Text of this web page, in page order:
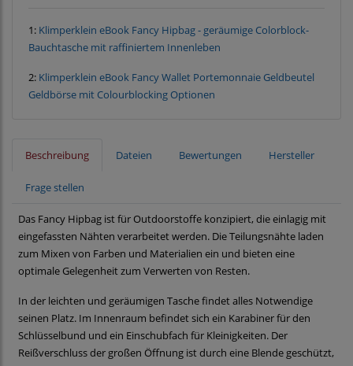
1: Klimperklein eBook Fancy Hipbag - geräumige Colorblock-
Bauchtasche mit raffiniertem Innenleben
2: Klimperklein eBook Fancy Wallet Portemonnaie Geldbeutel
Geldbörse mit Colourblocking Optionen
Beschreibung Dateien Bewertungen Hersteller
Frage stellen
Das Fancy Hipbag ist für Outdoorstoffe konzipiert, die einlagig mit
eingefassten Nähten verarbeitet werden. Die Teilungsnähte laden
zum Mixen von Farben und Materialien ein und bieten eine
optimale Gelegenheit zum Verwerten von Resten.
In der leichten und geräumigen Tasche findet alles Notwendige
seinen Platz. Im Innenraum befindet sich ein Karabiner für den
Schlüsselbund und ein Einschubfach für Kleinigkeiten. Der
Reißverschluss der großen Öffnung ist durch eine Blende geschützt,